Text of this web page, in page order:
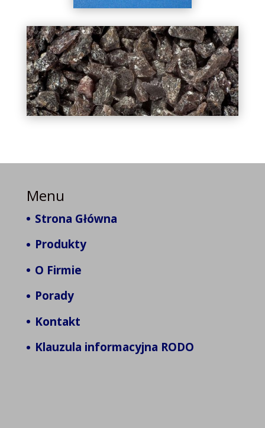
Menu
Strona Główna
Produkty
O Firmie
Porady
Kontakt
Klauzula informacyjna RODO